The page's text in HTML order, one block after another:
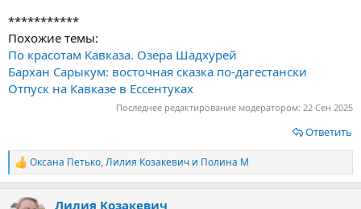
***********
Похожие темы:
По красотам Кавказа. Озера Шадхурей
Бархан Сарыкум: восточная сказка по-дагестански
Отпуск на Кавказе в Ессентуках
Последнее редактирование модератором: 22 Сен 2025
Ответить
Р
е
к
Оксана Петько,Лилия Козакевич и Полина М
Лилия Козакевич